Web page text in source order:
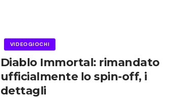
VIDEOGIOCHI
Diablo Immortal: rimandato
ufficialmente lo spin-off, i
dettagli